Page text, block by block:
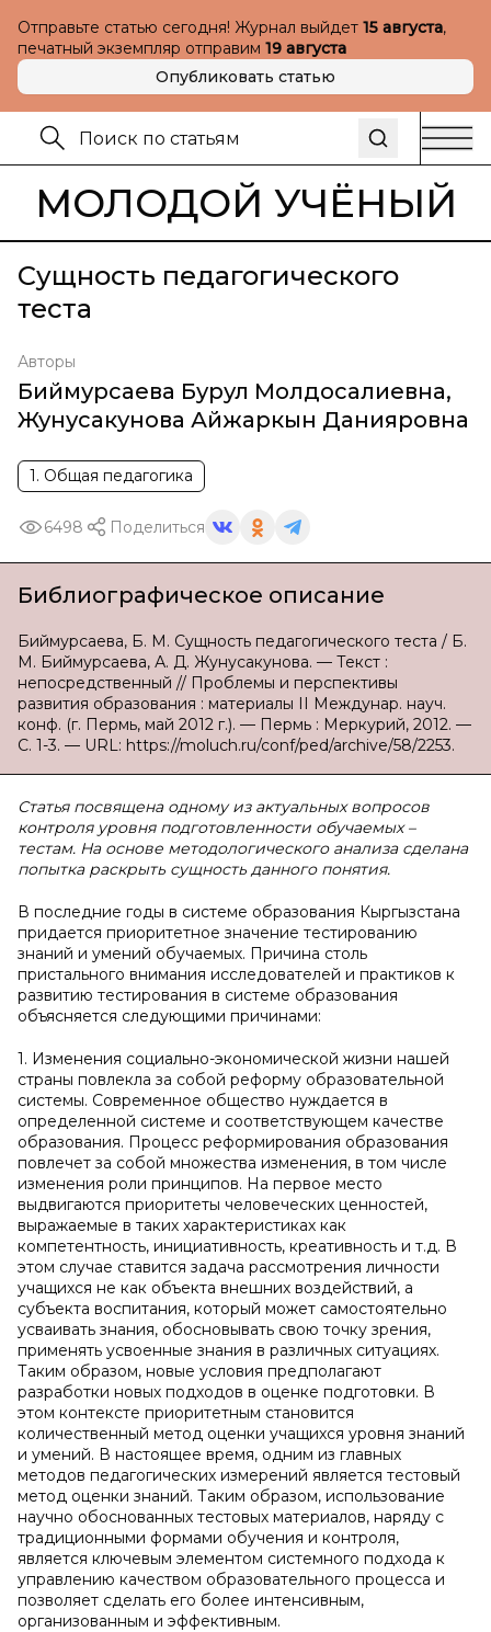
Отправьте статью сегодня! Журнал выйдет 15 августа,
печатный экземпляр отправим 19 августа
Опубликовать статью
МОЛОДОЙ УЧЁНЫЙ
Сущность педагогического
теста
Авторы
Биймурсаева Бурул Молдосалиевна,
Жунусакунова Айжаркын Данияровна
1. Общая педагогика
6498 Поделиться
Библиографическое описание
Биймурсаева, Б. М. Сущность педагогического теста / Б.
М. Биймурсаева, А. Д. Жунусакунова. — Текст :
непосредственный // Проблемы и перспективы
развития образования : материалы II Междунар. науч.
конф. (г. Пермь, май 2012 г.). — Пермь : Меркурий, 2012. —
С. 1-3. — URL: https://moluch.ru/conf/ped/archive/58/2253.
Статья посвящена одному из актуальных вопросов
контроля уровня подготовленности обучаемых –
тестам. На основе методологического анализа сделана
попытка раскрыть сущность данного понятия.
В последние годы в системе образования Кыргызстана
придается приоритетное значение тестированию
знаний и умений обучаемых. Причина столь
пристального внимания исследователей и практиков к
развитию тестирования в системе образования
объясняется следующими причинами:
1. Изменения социально-экономической жизни нашей
страны повлекла за собой реформу образовательной
системы. Современное общество нуждается в
определенной системе и соответствующем качестве
образования. Процесс реформирования образования
повлечет за собой множества изменения, в том числе
изменения роли принципов. На первое место
выдвигаются приоритеты человеческих ценностей,
выражаемые в таких характеристиках как
компетентность, инициативность, креативность и т.д. В
этом случае ставится задача рассмотрения личности
учащихся не как объекта внешних воздействий, а
субъекта воспитания, который может самостоятельно
усваивать знания, обосновывать свою точку зрения,
применять усвоенные знания в различных ситуациях.
Таким образом, новые условия предполагают
разработки новых подходов в оценке подготовки. В
этом контексте приоритетным становится
количественный метод оценки учащихся уровня знаний
и умений. В настоящее время, одним из главных
методов педагогических измерений является тестовый
метод оценки знаний. Таким образом, использование
научно обоснованных тестовых материалов, наряду с
традиционными формами обучения и контроля,
является ключевым элементом системного подхода к
управлению качеством образовательного процесса и
позволяет сделать его более интенсивным,
организованным и эффективным.